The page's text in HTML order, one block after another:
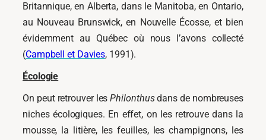
Britannique, en Alberta, dans le Manitoba, en Ontario,
au Nouveau Brunswick, en Nouvelle Écosse, et bien
évidemment au Québec où nous l’avons collecté
(Campbell et Davies, 1991).
Écologie
On peut retrouver lesPhilonthusdans de nombreuses
niches écologiques. En effet, on les retrouve dans la
mousse, la litière, les feuilles, les champignons, les